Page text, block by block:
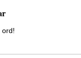
ord!